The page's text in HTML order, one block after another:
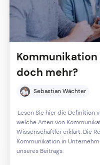
doch mehr?
Sebastian Wächter
Lesen Sie hier die Definition
welche Arten von
Wissenschaftler erklärt. Die
Kommunikation in
unseres Beitrags.